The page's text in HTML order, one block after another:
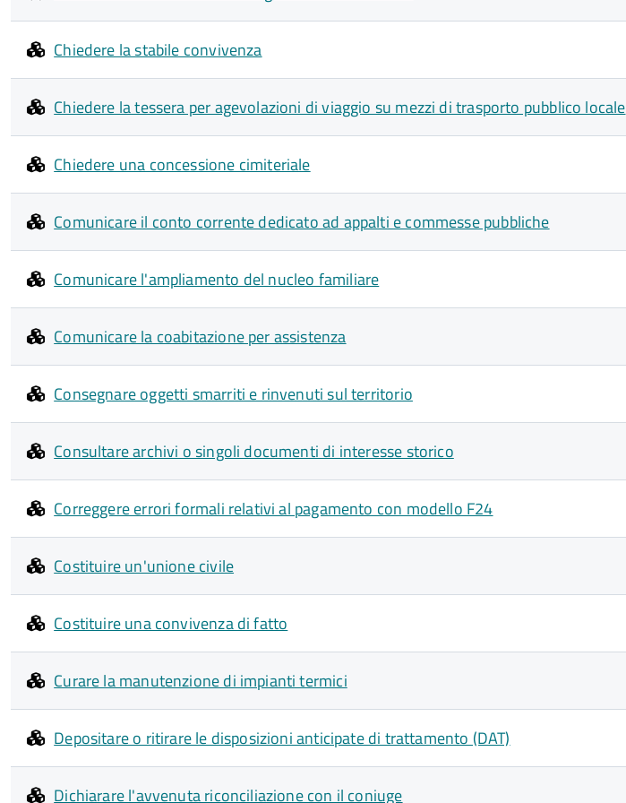
Chiedere la stabile convivenza
Chiedere la tessera per agevolazioni di viaggio su mezzi di trasporto pubblico locale
Chiedere una concessione cimiteriale
Comunicare il conto corrente dedicato ad appalti e commesse pubbliche
Comunicare l'ampliamento del nucleo familiare
Comunicare la coabitazione per assistenza
Consegnare oggetti smarriti e rinvenuti sul territorio
Consultare archivi o singoli documenti di interesse storico
Correggere errori formali relativi al pagamento con modello F24
Costituire un'unione civile
Costituire una convivenza di fatto
Curare la manutenzione di impianti termici
Depositare o ritirare le disposizioni anticipate di trattamento (DAT)
Dichiarare l'avvenuta riconciliazione con il coniuge